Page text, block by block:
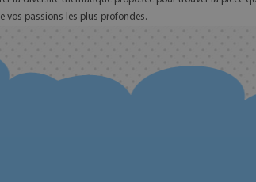
vos passions les plus profondes.